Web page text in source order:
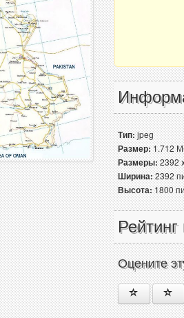
Тип:jpeg
Размер:1.712
Размеры:2392
Ширина:2392
Высота:1800
Оцените